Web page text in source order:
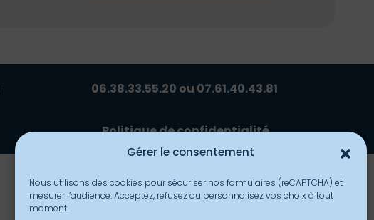
Gérer le consentement
Nous utilisons des cookies pour sécuriser nos formulaires (reCAPTCHA) et
mesurer l’audience. Acceptez, refusez ou personnalisez vos choix à tout
moment.
06.38.33.55.20 ou 07.61.40.43.81
Politique de confidentialité